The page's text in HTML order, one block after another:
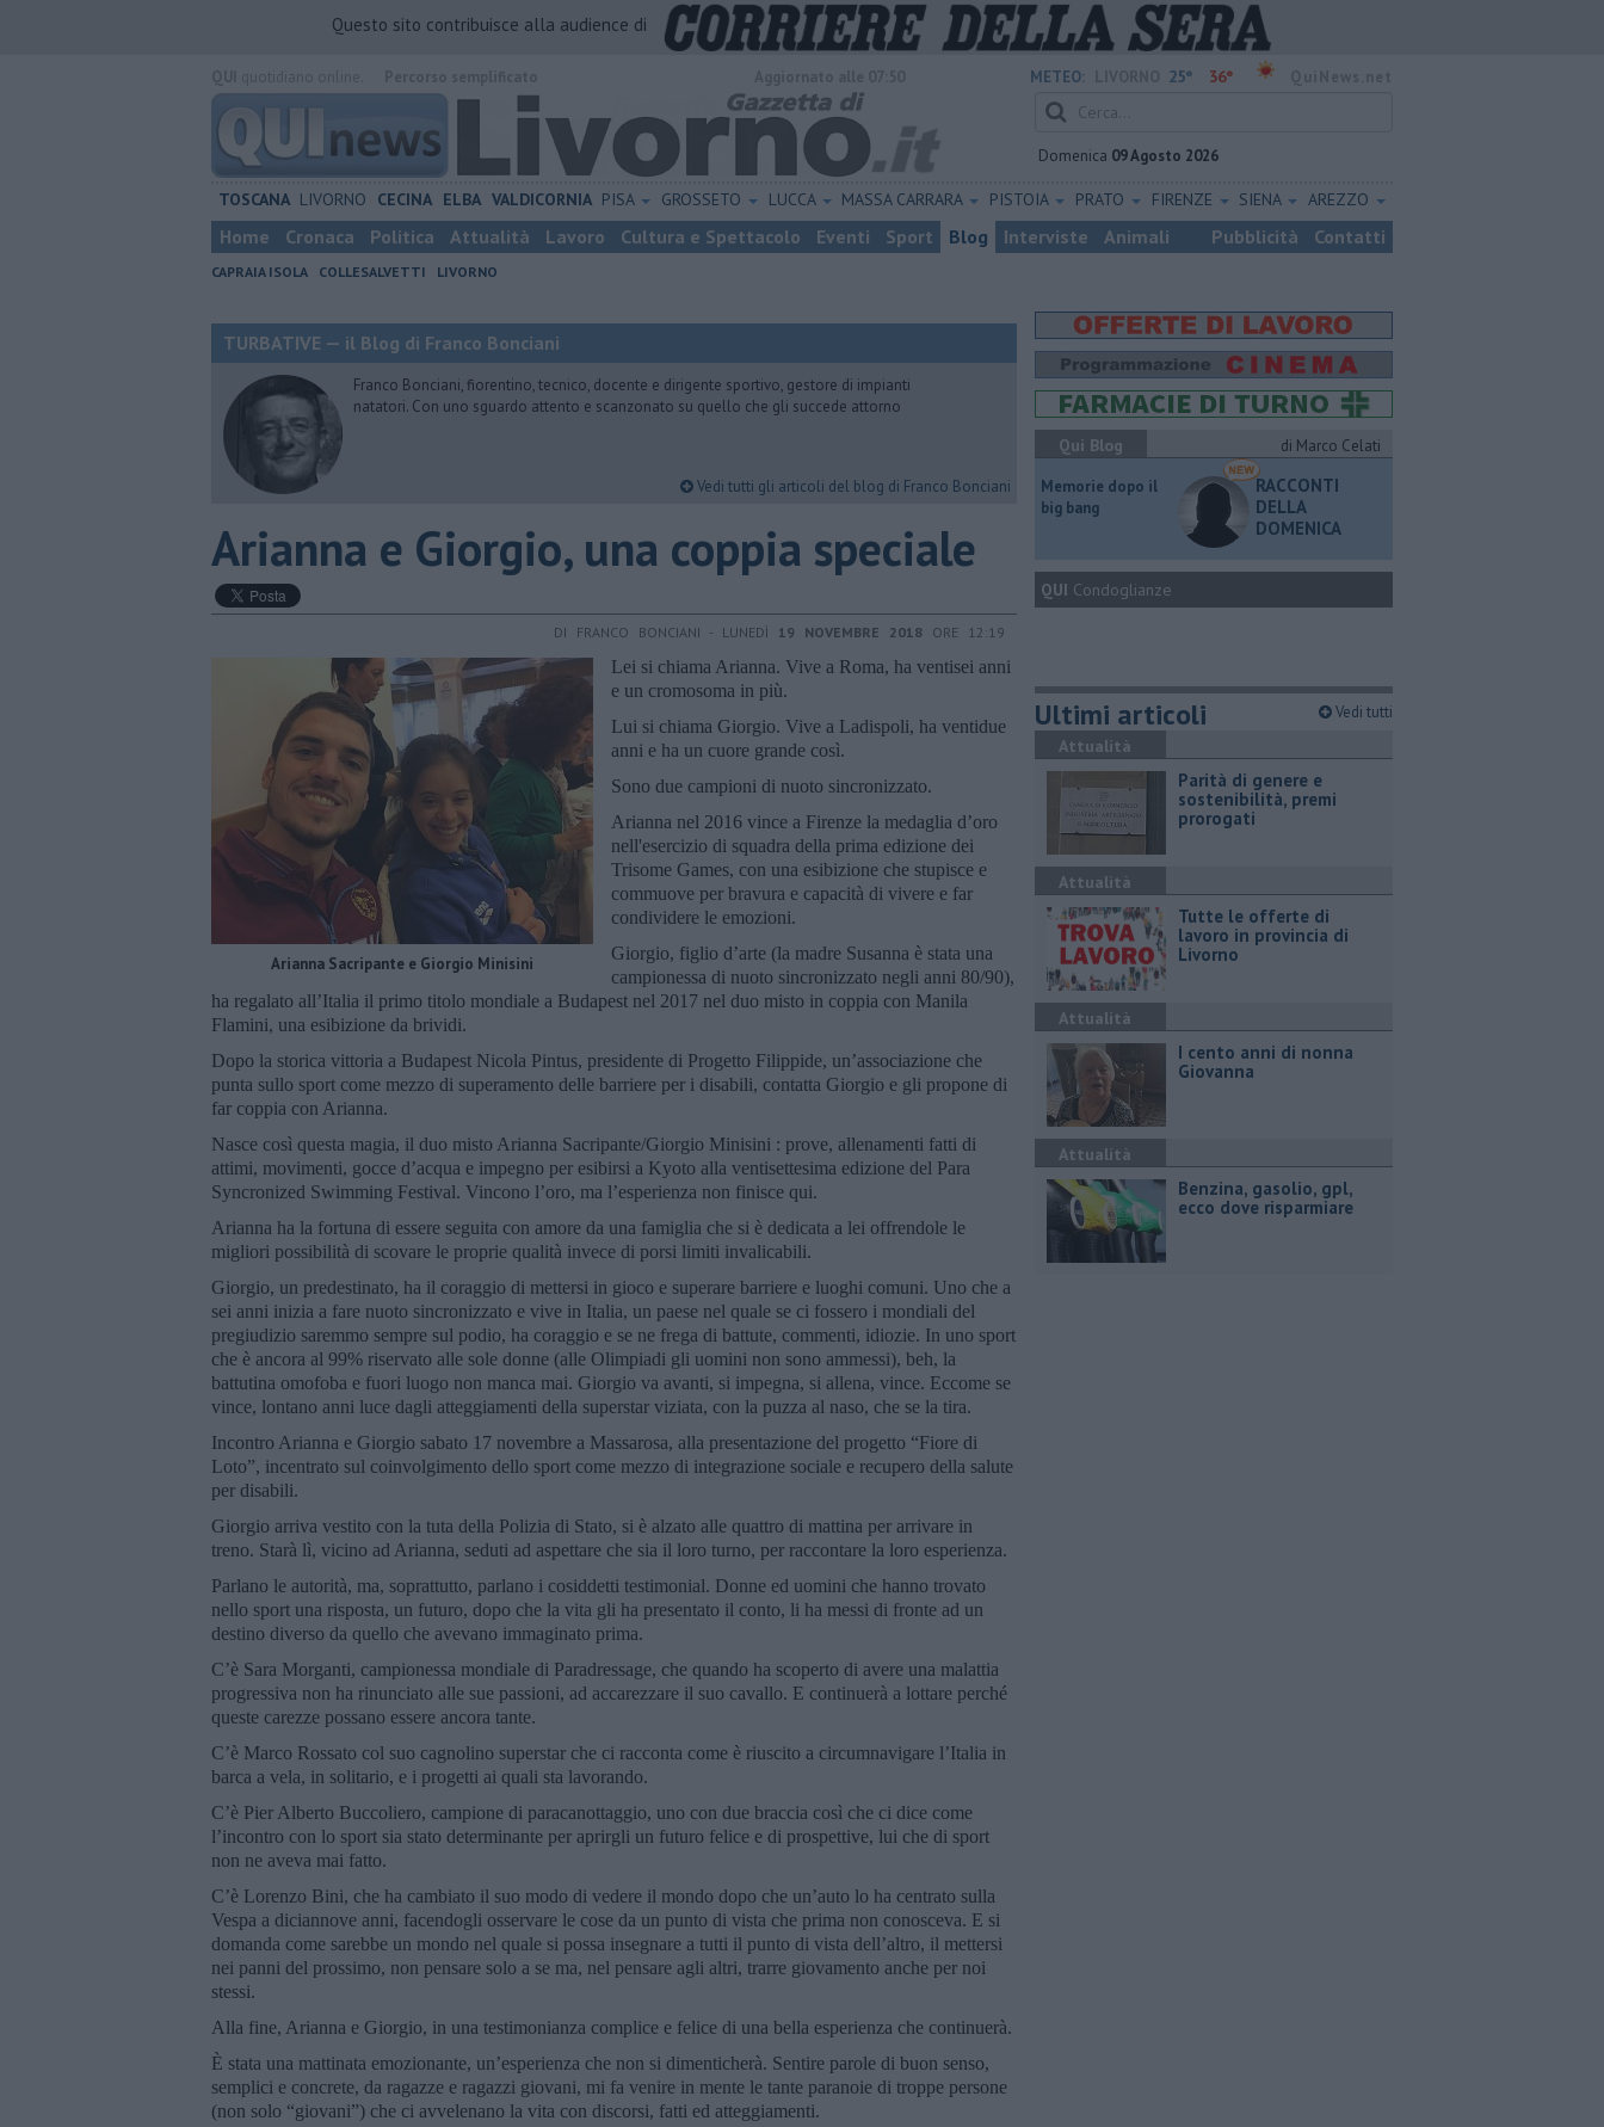
Questo sito contribuisce alla audience di
METEO: 25° 36°
Domenica 09 Agosto 2026
TOSCANA LIVORNO CECINA ELBA VALDICORNIA PISA GROSSETO LUCCA MASSA CARRARA PISTOIA PRATO FIRENZE SIENA AREZZO
Home Cronaca Politica Attualità Lavoro Cultura e Spettacolo Eventi Sport Blog Interviste Animali Pubblicità Contatti
CAPRAIA ISOLA COLLESALVETTI LIVORNO
TURBATIVE — il Blog di Franco Bonciani
Franco Bonciani, fiorentino, tecnico, docente e dirigente sportivo, gestore di impianti
natatori. Con uno sguardo attento e scanzonato su quello che gli succede attorno
Vedi tutti gli articoli del blog di Franco Bonciani
Arianna e Giorgio, una coppia speciale
DI FRANCO BONCIANI - LUNEDÌ 19 NOVEMBRE 2018 ORE 12:19
Arianna Sacripante e Giorgio Minisini
Lei si chiama Arianna. Vive a Roma, ha ventisei anni
e un cromosoma in più.
Lui si chiama Giorgio. Vive a Ladispoli, ha ventidue
anni e ha un cuore grande così.
Sono due campioni di nuoto sincronizzato.
Arianna nel 2016 vince a Firenze la medaglia d’oro
nell'esercizio di squadra della prima edizione dei
Trisome Games, con una esibizione che stupisce e
commuove per bravura e capacità di vivere e far
condividere le emozioni.
Giorgio, figlio d’arte (la madre Susanna è stata una
campionessa di nuoto sincronizzato negli anni 80/90),
ha regalato all’Italia il primo titolo mondiale a Budapest nel 2017 nel duo misto in coppia con Manila
Flamini, una esibizione da brividi.
Dopo la storica vittoria a Budapest Nicola Pintus, presidente di Progetto Filippide, un’associazione che
punta sullo sport come mezzo di superamento delle barriere per i disabili, contatta Giorgio e gli propone di
far coppia con Arianna.
Nasce così questa magia, il duo misto Arianna Sacripante/Giorgio Minisini : prove, allenamenti fatti di
attimi, movimenti, gocce d’acqua e impegno per esibirsi a Kyoto alla ventisettesima edizione del Para
Syncronized Swimming Festival. Vincono l’oro, ma l’esperienza non finisce qui.
Arianna ha la fortuna di essere seguita con amore da una famiglia che si è dedicata a lei offrendole le
migliori possibilità di scovare le proprie qualità invece di porsi limiti invalicabili.
Giorgio, un predestinato, ha il coraggio di mettersi in gioco e superare barriere e luoghi comuni. Uno che a
sei anni inizia a fare nuoto sincronizzato e vive in Italia, un paese nel quale se ci fossero i mondiali del
pregiudizio saremmo sempre sul podio, ha coraggio e se ne frega di battute, commenti, idiozie. In uno sport
che è ancora al 99% riservato alle sole donne (alle Olimpiadi gli uomini non sono ammessi), beh, la
battutina omofoba e fuori luogo non manca mai. Giorgio va avanti, si impegna, si allena, vince. Eccome se
vince, lontano anni luce dagli atteggiamenti della superstar viziata, con la puzza al naso, che se la tira.
Incontro Arianna e Giorgio sabato 17 novembre a Massarosa, alla presentazione del progetto “Fiore di
Loto”, incentrato sul coinvolgimento dello sport come mezzo di integrazione sociale e recupero della salute
per disabili.
Giorgio arriva vestito con la tuta della Polizia di Stato, si è alzato alle quattro di mattina per arrivare in
treno. Starà lì, vicino ad Arianna, seduti ad aspettare che sia il loro turno, per raccontare la loro esperienza.
Parlano le autorità, ma, soprattutto, parlano i cosiddetti testimonial. Donne ed uomini che hanno trovato
nello sport una risposta, un futuro, dopo che la vita gli ha presentato il conto, li ha messi di fronte ad un
destino diverso da quello che avevano immaginato prima.
C’è Sara Morganti, campionessa mondiale di Paradressage, che quando ha scoperto di avere una malattia
progressiva non ha rinunciato alle sue passioni, ad accarezzare il suo cavallo. E continuerà a lottare perché
queste carezze possano essere ancora tante.
C’è Marco Rossato col suo cagnolino superstar che ci racconta come è riuscito a circumnavigare l’Italia in
barca a vela, in solitario, e i progetti ai quali sta lavorando.
C’è Pier Alberto Buccoliero, campione di paracanottaggio, uno con due braccia così che ci dice come
l’incontro con lo sport sia stato determinante per aprirgli un futuro felice e di prospettive, lui che di sport
non ne aveva mai fatto.
C’è Lorenzo Bini, che ha cambiato il suo modo di vedere il mondo dopo che un’auto lo ha centrato sulla
Vespa a diciannove anni, facendogli osservare le cose da un punto di vista che prima non conosceva. E si
domanda come sarebbe un mondo nel quale si possa insegnare a tutti il punto di vista dell’altro, il mettersi
nei panni del prossimo, non pensare solo a se ma, nel pensare agli altri, trarre giovamento anche per noi
stessi.
Alla fine, Arianna e Giorgio, in una testimonianza complice e felice di una bella esperienza che continuerà.
È stata una mattinata emozionante, un’esperienza che non si dimenticherà. Sentire parole di buon senso,
semplici e concrete, da ragazze e ragazzi giovani, mi fa venire in mente le tante paranoie di troppe persone
(non solo “giovani”) che ci avvelenano la vita con discorsi, fatti ed atteggiamenti.
Qui Blog
di Marco Celati
Memorie dopo il
big bang
RACCONTI
DELLA
DOMENICA
QUI Condoglianze
Ultimi articoli Vedi tutti
Attualità
Parità di genere e
sostenibilità, premi
prorogati
Attualità
​Tutte le offerte di
lavoro in provincia di
Livorno
Attualità
I cento anni di nonna
Giovanna
Attualità
​Benzina, gasolio, gpl,
ecco dove risparmiare